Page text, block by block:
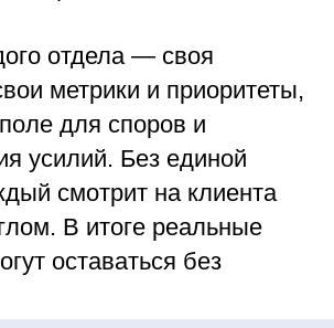
отдела — своя
метрики и приоритеты,
для споров и
усилий. Без единой
смотрит на клиента
В итоге реальные
оставаться без